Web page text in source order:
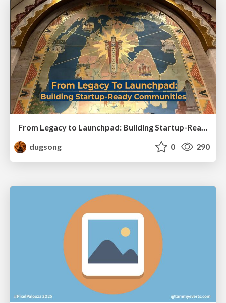
From Legacy to Launchpad: Building Startup-Ready Communities
dugsong
0 290